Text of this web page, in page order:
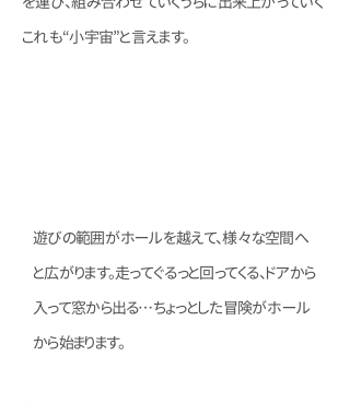
これも“小宇宙”と言えます。
遊びの範囲がホールを越えて、様々な空間へ
と広がります。走ってぐるっと回ってくる、ドアから
入って窓から出る…ちょっとした冒険がホール
から始まります。